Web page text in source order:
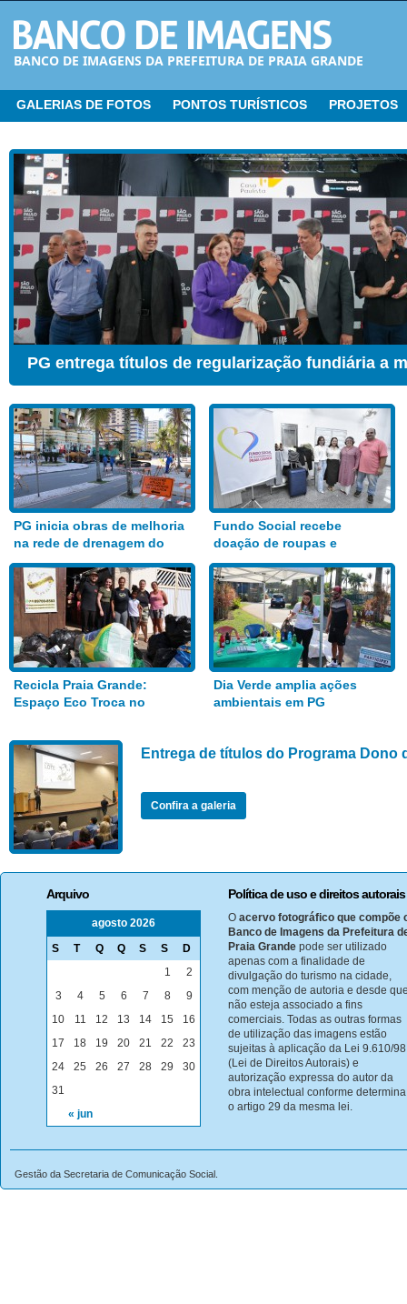
BANCO DE IMAGENS DA PREFEITURA DE PRAIA GRANDE
GALERIAS DE FOTOS PONTOS TURÍSTICOS PROJETOS
CER ganha Sala de Estimulação Sensorial
PG inicia obras de melhoria
na rede de drenagem do
Bairro Aviação
Fundo Social recebe
doação de roupas e
alimentos
Recicla Praia Grande:
Espaço Eco Troca no
Dia Verde amplia ações
ambientais em PG
Entrega de títulos do Programa Dono
Confira a galeria
Arquivo
agosto 2026
S
T Q Q S S D
« jun
1
2
3
4 5 6 7 8
9
10
11 12 13 14 15
16
17
18 19 20 21 22
23
24
25 26 27 28 29
30
31
Política de uso e direitos autorais
O acervo fotográfico que compõe
Banco de Imagens da Prefeitura
Praia Grande pode ser utilizado
apenas com a finalidade de
divulgação do turismo na cidade,
com menção de autoria e desde
não esteja associado a fins
comerciais. Todas as outras formas
de utilização das imagens estão
sujeitas à aplicação da Lei 9.610/98
(Lei de Direitos Autorais) e
autorização expressa do autor da
obra intelectual conforme determina
o artigo 29 da mesma lei.
Gestão da Secretaria de Comunicação Social.